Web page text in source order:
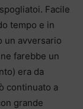
Facile
tempo e in
un avversario
farebbe un
era da
continuato a
grande